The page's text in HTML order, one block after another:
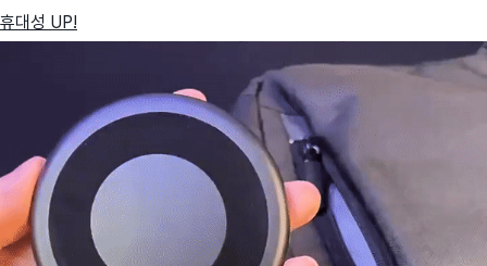
휴대성 UP!